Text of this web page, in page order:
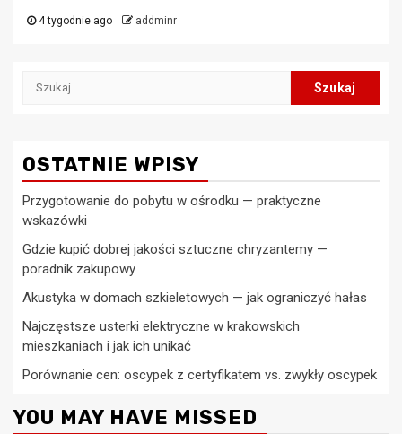
4 tygodnie ago addminr
Szukaj:
OSTATNIE WPISY
Przygotowanie do pobytu w ośrodku — praktyczne
wskazówki
Gdzie kupić dobrej jakości sztuczne chryzantemy —
poradnik zakupowy
Akustyka w domach szkieletowych — jak ograniczyć hałas
Najczęstsze usterki elektryczne w krakowskich
mieszkaniach i jak ich unikać
Porównanie cen: oscypek z certyfikatem vs. zwykły oscypek
YOU MAY HAVE MISSED